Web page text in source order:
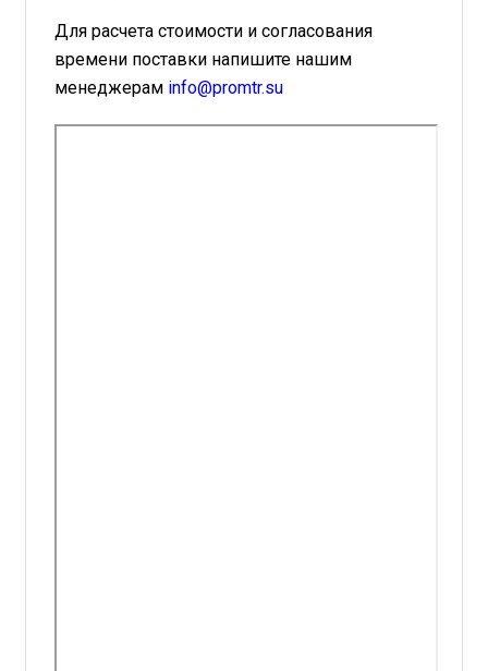
Для расчета стоимости и согласования
времени поставки напишите нашим
менеджерам info@promtr.su